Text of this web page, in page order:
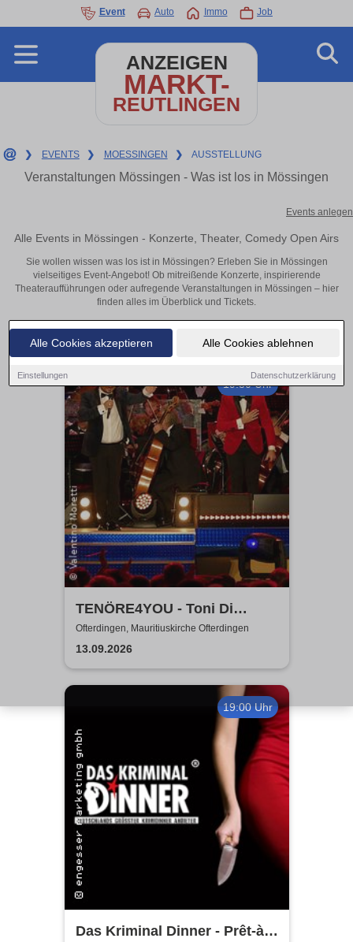
Alle Cookies akzeptieren Alle Cookies ablehnen
Einstellungen Datenschutzerklärung
Event Auto Immo Job
ANZEIGEN
MARKT-
REUTLINGEN
❯ EVENTS ❯ MOESSINGEN ❯ AUSSTELLUNG
Veranstaltungen Mössingen - Was ist los in Mössingen
Events anlegen
Alle Events in Mössingen - Konzerte, Theater, Comedy Open Airs
Sie wollen wissen was los ist in Mössingen? Erleben Sie in Mössingen
vielseitiges Event-Angebot! Ob mitreißende Konzerte, inspirierende
Theateraufführungen oder aufregende Veranstaltungen in Mössingen – hier
finden alles im Überblick und Tickets.
19:30 Uhr
TENÖRE4YOU - Toni Di
Napoli & Pietro Pato
Ofterdingen, Mauritiuskirche Ofterdingen
13.09.2026
19:00 Uhr
Das Kriminal Dinner - Prêt-à-